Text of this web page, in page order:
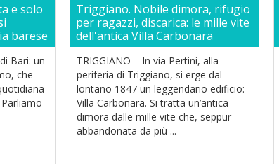
e solo
barese
Bari: un
che
Triggiano. Nobile dimora, rifugio
per ragazzi, discarica: le mille vite
dell'antica Villa Carbonara
TRIGGIANO – In via Pertini, alla
periferia di Triggiano, si erge dal
lontano 1847 un leggendario edificio:
Villa Carbonara. Si tratta un’antica
dimora dalle mille vite che, seppur
abbandonata da più ...